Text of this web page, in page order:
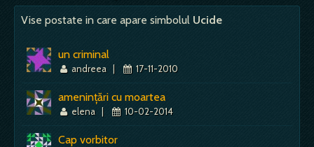
Vise postate in care apare simbolul Ucide
un criminal
andreea | 17-11-2010
amenințări cu moartea
elena | 10-02-2014
Cap vorbitor